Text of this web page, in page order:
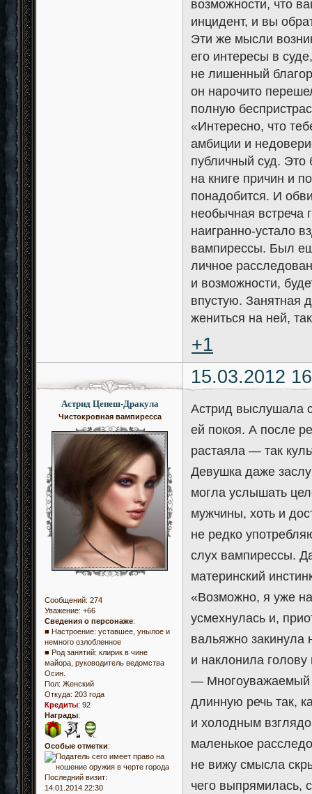
возможности, что
инцидент, и вы
Эти же мысли
его интересы в
не лишенный
он нарочито
полную
«Интересно, что
амбиции и
публичный суд. Это
на книге причин и
понадобится. И
необычная
наигранно-устало
вампирессы. Был
личное
и возможности,
впустую. Занятная
жениться на ней,
+1
15.03.2012
Астрид Цепеш-Дракула
Чистокровная вампиресса
Сообщений: 274
Уважение: +66
Сведения о персонаже:
■ Настроение: уставшее, унылое и
немного озлобленное
■ Род занятий: клирик в чине
майора, руководитель ведомства
Осин.
Пол: Женский
Откуда: 203 года
Кредиты: 92
Награды:
Особые отметки:
Последний визит:
14.01.2014 22:30
Астрид выслушала
ей покоя. А после
растаяла — так
Девушка даже
могла услышать
мужчины, хоть и
не редко
слух вампирессы.
материнский
«Возможно, я уже
усмехнулась и,
вальяжно закинула
и наклонила голову
— Многоуважаемый
длинную речь так,
и холодным
маленькое
не вижу смысла
чего выпрямилась,